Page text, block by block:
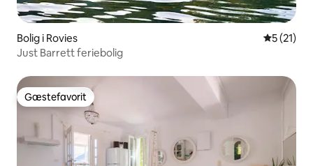
Bolig i Rovies 5 ud af 5
5 (21)
Just Barrett feriebolig
Gæstefavorit
Gæstefavorit